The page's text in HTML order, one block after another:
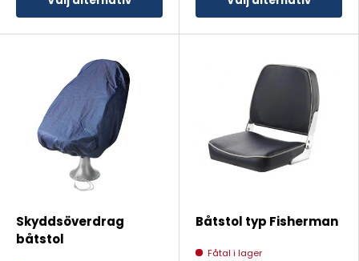
Skyddsöverdrag
båtstol
Båtstol typ Fisherman
Fåtal i lager